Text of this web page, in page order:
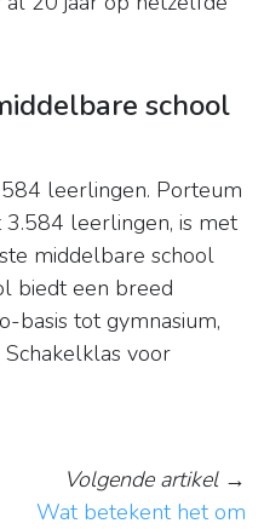
school
leerlingen. Porteum
leerlingen, is met
middelbare school
biedt een breed
basis tot gymnasium,
voor
Volgende artikel→
Wat betekent het om